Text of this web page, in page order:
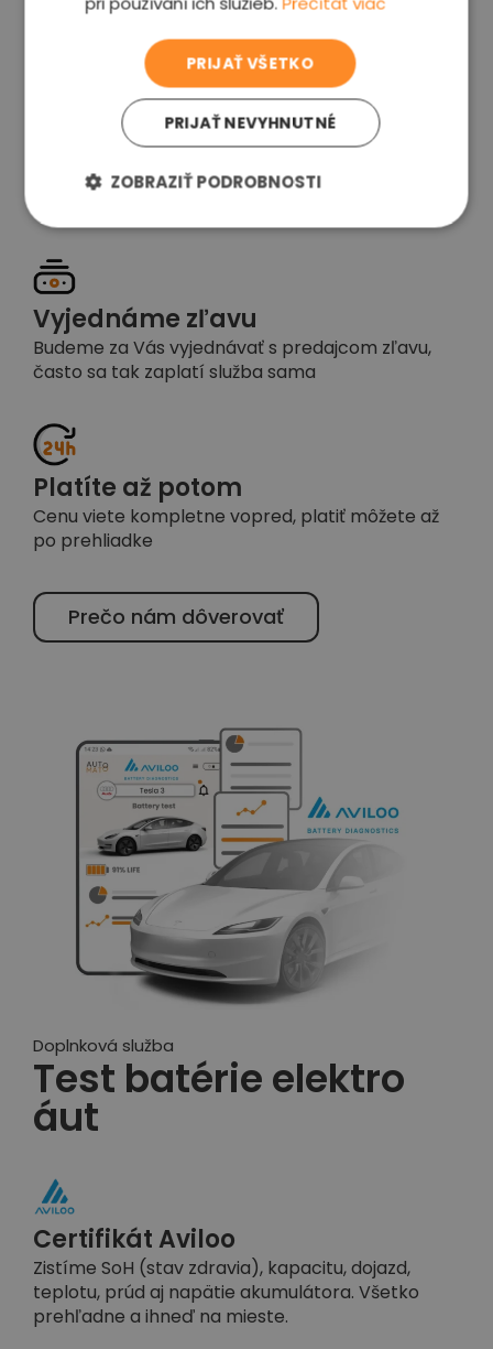
voľba
Garancia spokojnosti
Pokiaľ nebudete s našou prácou spokojní,
Vyjednáme zľavu
Budeme za Vás vyjednávať s predajcom zľavu,
často sa tak zaplatí služba sama
Platíte až potom
Cenu viete kompletne vopred, platiť môžete až
po prehliadke
Prečo nám dôverovať
Doplnková služba
Test batérie elektro
áut
Certifikát Aviloo
Zistíme SoH (stav zdravia), kapacitu, dojazd,
teplotu, prúd aj napätie akumulátora. Všetko
prehľadne a ihneď na mieste.
PRIJAŤ VŠETKO
PRIJAŤ NEVYHNUTNÉ
ZOBRAZIŤ PODROBNOSTI